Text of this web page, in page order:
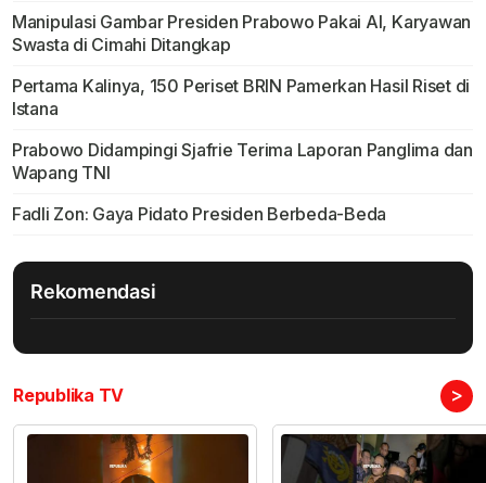
Manipulasi Gambar Presiden Prabowo Pakai AI, Karyawan
Swasta di Cimahi Ditangkap
Pertama Kalinya, 150 Periset BRIN Pamerkan Hasil Riset di
Istana
Prabowo Didampingi Sjafrie Terima Laporan Panglima dan
Wapang TNI
Fadli Zon: Gaya Pidato Presiden Berbeda-Beda
Rekomendasi
Republika TV >